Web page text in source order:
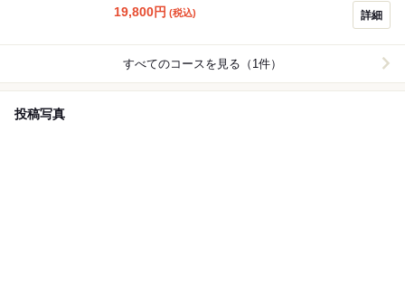
どは011-618-2217までお問い合わせください。
19,800円 (税込) 詳細
すべてのコースを見る（1件）
投稿写真